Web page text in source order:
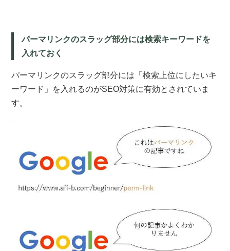
パーマリンクのスラッグ部分には検索キーワードを
入れておく
パーマリンクのスラッグ部分には「検索上位にしたいキ
ーワード」を入れるのがSEO対策に有効とされていま
す。